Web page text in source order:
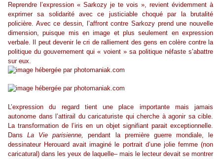
Reprendre l’expression « Sarkozy je te vois », revient évidemment à
exprimer sa solidarité avec ce justiciable choqué par la brutalité
policière. Avec ce dessin, l’affront contre Sarkozy prend une nouvelle
dimension, puisque mis en image et plus seulement en expression
verbale. Il peut devenir le cri de ralliement des gens en colère contre la
politique du gouvernement qui « voient » sa politique néfaste s’abattre
sur eux.
L’expression du regard tient une place importante mais jamais
autonome dans l’attirail du caricaturiste qui cherche à agonir sa cible.
La transformation de l’iris en un objet signifiant parait exceptionnelle.
DansLa Vie parisienne,
pendant la première guerre mondiale, le
dessinateur Herouard avait imaginé le portrait d’une jolie femme (non
caricatural) dans les yeux de laquelle– mais le lecteur devait se montrer